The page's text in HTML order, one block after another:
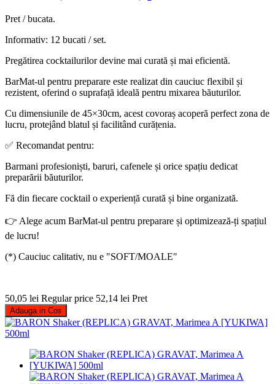
Pret / bucata.
Informativ: 12 bucati / set.
Pregătirea cocktailurilor devine mai curată și mai eficientă.
BarMat-ul pentru preparare este realizat din cauciuc flexibil și
rezistent, oferind o suprafață ideală pentru mixarea băuturilor.
Cu dimensiunile de 45×30cm, acest covoraș acoperă perfect zona de
lucru, protejând blatul și facilitând curățenia.
✅ Recomandat pentru:
Barmani profesioniști, baruri, cafenele și orice spațiu dedicat
preparării băuturilor.
Fă din fiecare cocktail o experiență curată și bine organizată.
👉 Alege acum BarMat-ul pentru preparare și optimizează-ți spațiul
de lucru!
(*) Cauciuc calitativ, nu e "SOFT/MOALE"
50,05 lei Regular price 52,14 lei Pret
Adauga in Cos